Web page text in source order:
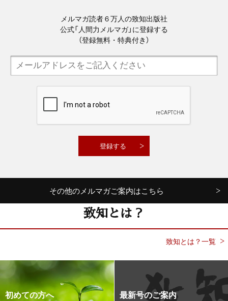
メルマガ読者６万人の致知出版社
公式「人間力メルマガ」に登録する
（登録無料・特典付き）
その他のメルマガご案内はこちら
致知とは？
致知とは？一覧
初めての方へ 最新号のご案内